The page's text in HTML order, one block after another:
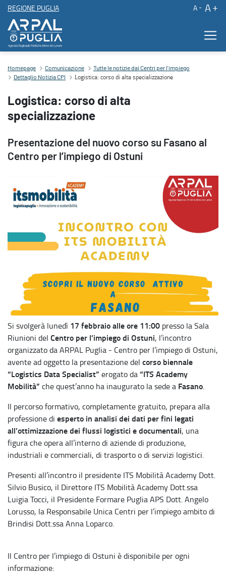
REGIONE PUGLIA A A
Logistica: corso di alta specializzazione
Homepage Comunicazione
Tutte le notizie dai Centri per l'impiego
Dettaglio Notizia CPI
Logistica: corso di alta specializzazione
Logistica: corso di alta
specializzazione
Presentazione del nuovo corso su Fasano al
Centro per l’impiego di Ostuni
Si svolgerà lunedì 17 febbraio alle ore 11:00 presso la Sala
Riunioni del Centro per l’impiego di Ostuni, l’incontro
organizzato da ARPAL Puglia - Centro per l’impiego di Ostuni,
avente ad oggetto la presentazione del corso biennale
“Logistics Data Specialist” erogato da“ITS Academy
Mobilità” che quest’anno ha inaugurato la sede a Fasano.
Il percorso formativo, completamente gratuito, prepara alla
professione di esperto in analisi dei dati per fini legati
all’ottimizzazione dei flussi logistici e documentali, una
figura che opera all’interno di aziende di produzione,
industriali e commerciali, di trasporto o di servizi logistici.
Presenti all’incontro il presidente ITS Mobilità Academy Dott.
Silvio Busico, il Direttore ITS Mobilità Academy Dott.ssa
Luigia Tocci, il Presidente Formare Puglia APS Dott. Angelo
Lorusso, la Responsabile Unica Centri per l’impiego ambito di
Brindisi Dott.ssa Anna Loparco.
Il Centro per l’impiego di Ostuni è disponibile per ogni
informazione: